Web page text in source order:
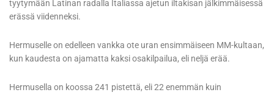
tyytymään Latinan radalla Italiassa ajetun iltakisan jälkimmäisessä
erässä viidenneksi.
Hermuselle on edelleen vankka ote uran ensimmäiseen MM-kultaan,
kun kaudesta on ajamatta kaksi osakilpailua, eli neljä erää.
Hermusella on koossa 241 pistettä, eli 22 enemmän kuin